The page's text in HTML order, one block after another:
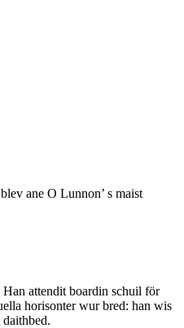
ane O Lunnon’ s maist
attendit boardin schuil för
horisonter wur bred: han wis